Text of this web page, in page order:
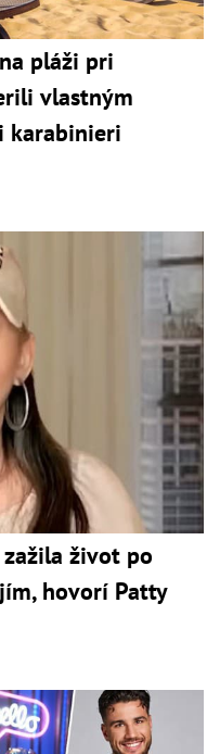
pláži pri
vlastným
karabinieri
život po
hovorí Patty